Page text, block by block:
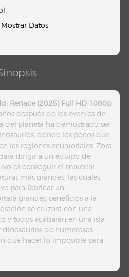
Datos
Renace (2025) Full HD 1080p
después de los eventos de
del planeta ha demostrado ser
donde los pocos que
las regiones ecuatoriales. Zora
dirigir a un equipo de
es conseguir el material
más grandes, las cuales
para fabricar un
grandes beneficios a la
se cruzará con una
y todos acabarán en una isla
de numerosas
que hacer lo imposible para